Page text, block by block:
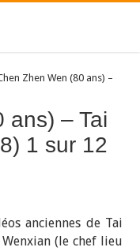
Zhen Wen (80 ans) –
ans) – Tai
1 sur 12
anciennes de Tai
(le chef lieu